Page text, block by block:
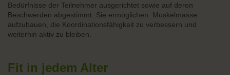
Bedürfnisse der Teilnehmer ausgerichtet sowie auf deren
Beschwerden abgestimmt. Sie ermöglichen Muskelmasse
aufzubauen, die Koordinationsfähigkeit zu verbessern und
weiterhin aktiv zu bleiben.
Fit in jedem Alter